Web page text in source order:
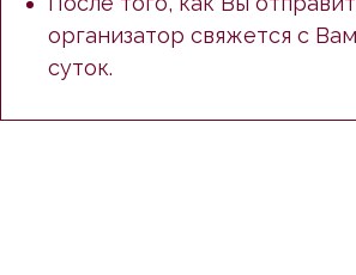
организатор свяжется с
суток.